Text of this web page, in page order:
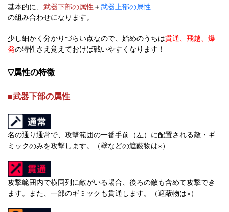
基本的に、 武器下部の属性 ＋武器上部の属性
の組み合わせになります。
少し細かく分かりづらい点なので、始めのうちは貫通、飛越、爆
発の特性さえ覚えておけば戦いやすくなります！
▽属性の特徴
■武器下部の属性
名の通り通常で、攻撃範囲の一番手前（左）に配置される敵・ギ
ミックのみを攻撃します。（壁などの遮蔽物は×）
攻撃範囲内で横同列に敵がいる場合、後ろの敵も含めて攻撃でき
ます。また、一部のギミックも貫通します。（遮蔽物は×）